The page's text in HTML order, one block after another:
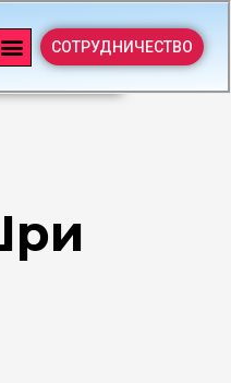
СОТРУДНИЧЕСТВО